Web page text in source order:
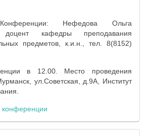
Нефедова Ольга
доцент кафедры преподавания
предметов, к.и.н., тел. 8(8152)
в 12.00. Место проведения
ул.Советская, д.9А, Институт